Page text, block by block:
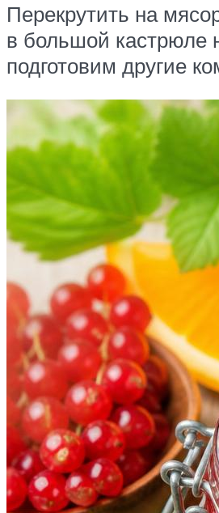
Перекрутить на
в большой кастрюле
подготовим другие